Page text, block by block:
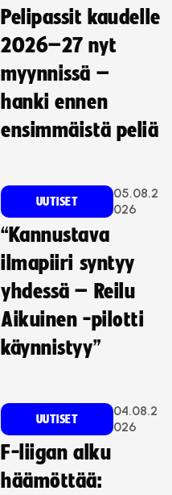
Pelipassit kaudelle
2026–27 nyt
myynnissä –
hanki ennen
ensimmäistä peliä
UUTISET
05.08.2
026
“Kannustava
ilmapiiri syntyy
yhdessä – Reilu
Aikuinen -pilotti
käynnistyy”
UUTISET
04.08.2
026
F-liigan alku
häämöttää: